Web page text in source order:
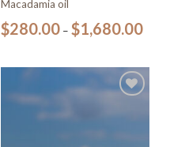
Macadamia oil
$280.00– $1,680.00